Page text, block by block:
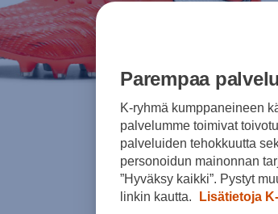
Parempaa
K-ryhmä kumppaneineen
palvelumme toimivat
palveluiden tehokkuutta
personoidun mainonnan
”Hyväksy kaikki”. Pystyt
linkin kautta.
Lisätietoja